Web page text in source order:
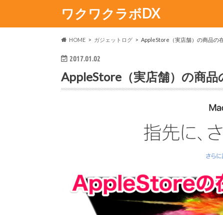
ワクワクラボDX
HOME ガジェットログ AppleStore（実店舗）の商品の
2017.01.02
AppleStore（実店舗）の商